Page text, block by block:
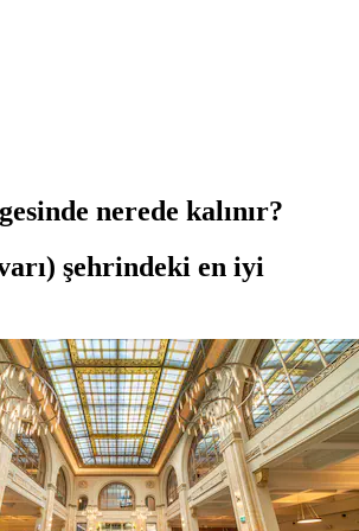
nerede kalınır?
şehrindeki en iyi